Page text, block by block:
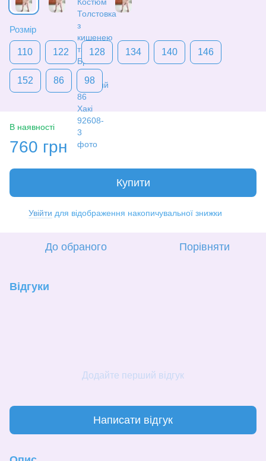
Розмір
110 122 128 134 140 146
152 86 98
В наявності
760 грн
Купити
Увійти для відображення накопичувальної знижки
До обраного Порівняти
Відгуки
Додайте перший відгук
Написати відгук